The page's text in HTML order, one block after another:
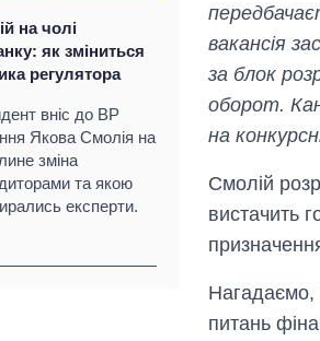
на чолі
як зміниться
регулятора
вніс до ВР
Якова Смолія на
зміна
та якою
експерти.
вакансія
за блок
оборот.
на
Смолій
вистачить
Нагадаємо,
питань